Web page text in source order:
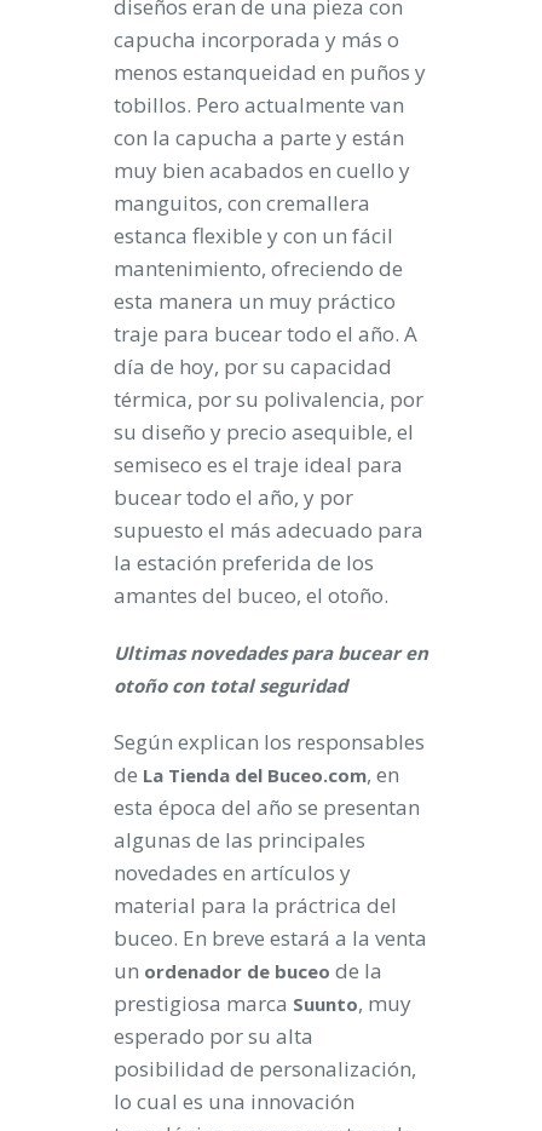
diseños eran de una pieza con
capucha incorporada y más o
menos estanqueidad en puños y
tobillos. Pero actualmente van
con la capucha a parte y están
muy bien acabados en cuello y
manguitos, con cremallera
estanca flexible y con un fácil
mantenimiento, ofreciendo de
esta manera un muy práctico
traje para bucear todo el año. A
día de hoy, por su capacidad
térmica, por su polivalencia, por
su diseño y precio asequible, el
semiseco es el traje ideal para
bucear todo el año, y por
supuesto el más adecuado para
la estación preferida de los
amantes del buceo, el otoño.
Ultimas novedades para bucear en
otoño con total seguridad
Según explican los responsables
de La Tienda del Buceo.com, en
esta época del año se presentan
algunas de las principales
novedades en artículos y
material para la práctrica del
buceo. En breve estará a la venta
un ordenador de buceo de la
prestigiosa marca Suunto, muy
esperado por su alta
posibilidad de personalización,
lo cual es una innovación